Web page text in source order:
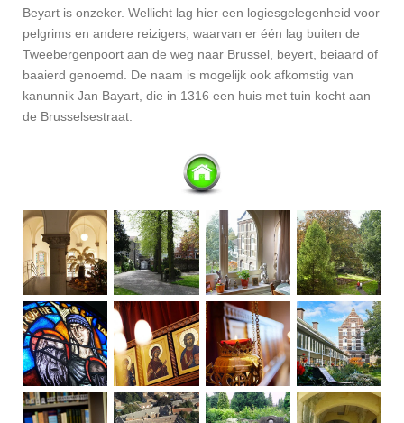
Beyart is onzeker. Wellicht lag hier een logiesgelegenheid voor
pelgrims en andere reizigers, waarvan er één lag buiten de
Tweebergenpoort aan de weg naar Brussel, beyert, beiaard of
baaierd genoemd. De naam is mogelijk ook afkomstig van
kanunnik Jan Bayart, die in 1316 een huis met tuin kocht aan
de Brusselsestraat.